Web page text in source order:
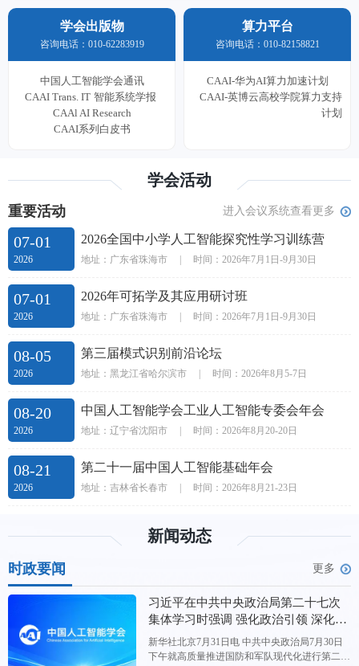
学会出版物
咨询电话：010-62283919
中国人工智能学会通讯
CAAI Trans. IT 智能系统学报
CAAl AI Research
CAAI系列白皮书
算力平台
咨询电话：010-82158821
CAAI-华为AI算力加速计划
CAAI-英博云高校学院算力支持
计划
学会活动
重要活动 进入会议系统查看更多
07-01
2026
2026全国中小学人工智能探究性学习训练营
地址：广东省珠海市 | 时间：2026年7月1日-9月30日
07-01
2026
2026年可拓学及其应用研讨班
地址：广东省珠海市 | 时间：2026年7月1日-9月30日
08-05
2026
第三届模式识别前沿论坛
地址：黑龙江省哈尔滨市 | 时间：2026年8月5-7日
08-20
2026
中国人工智能学会工业人工智能专委会年会
地址：辽宁省沈阳市 | 时间：2026年8月20-20日
08-21
2026
第二十一届中国人工智能基础年会
地址：吉林省长春市 | 时间：2026年8月21-23日
新闻动态
时政要闻 更多
习近平在中共中央政治局第二十七次
集体学习时强调 强化政治引领 深化创
新发展 高质量推进国防和军队现代化
新华社北京7月31日电 中共中央政治局7月30日
下午就高质量推进国防和军队现代化进行第二十